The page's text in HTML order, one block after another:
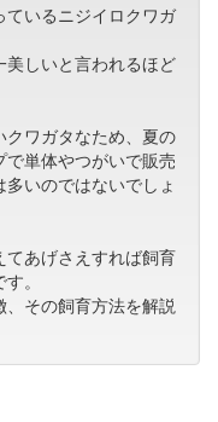
いるニジイロクワガ
美しいと言われるほど
クワガタなため、夏の
単体やつがいで販売
いのではないでしょ
あげさえすれば飼育
。
その飼育方法を解説